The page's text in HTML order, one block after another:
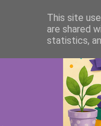
This site
are shared
statistics,